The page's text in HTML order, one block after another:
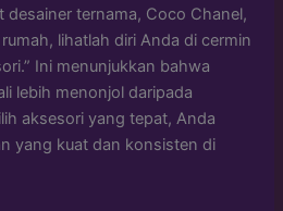
desainer ternama, Coco Chanel,
lihatlah diri Anda di cermin
Ini menunjukkan bahwa
lebih menonjol daripada
aksesori yang tepat, Anda
yang kuat dan konsisten di